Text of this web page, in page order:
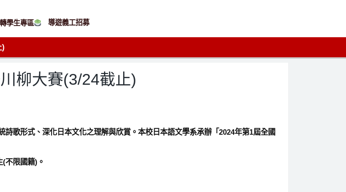
轉學生專區 導遊義工招募
)
柳大賽(3/24截止)
歌形式、深化日本文化之理解與欣賞。本校日本語文學系承辦「2024年第1屆全國
不限國籍)。